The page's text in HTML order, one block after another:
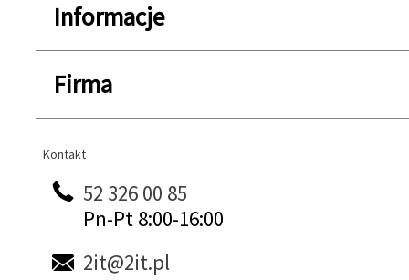
Informacje
Firma
Kontakt
Kontakt
52 326 00 85
Pn-Pt 8:00-16:00
2it@2it.pl